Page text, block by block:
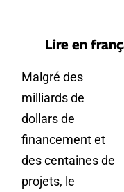
Lire en
Malgré des
milliards de
dollars de
financement et
des centaines de
projets, le